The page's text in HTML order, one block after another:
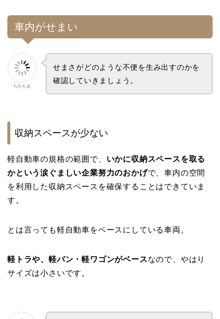
車内がせまい
ちかもあ
せまさがどのような不便を生み出すのかを
確認していきましょう。
収納スペースが少ない
軽自動車の規格の範囲で、 いかに収納スペースを取る
かという涙ぐましい企業努力のおかげで、車内の空間
を利用した収納スペースを確保することはできていま
す。
とは言っても軽自動車をベースにしている車両。
軽トラや、軽バン・軽ワゴンがベースなので、やはり
サイズは小さいです。